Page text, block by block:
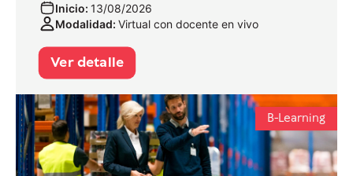
Inicio: 13/08/2026
Modalidad: Virtual con docente en vivo
Ver detalle
B-Learning